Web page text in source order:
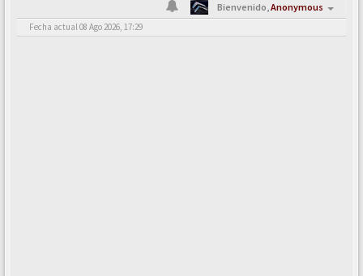
Bienvenido,Anonymous
Fecha actual 08 Ago 2026, 17:29